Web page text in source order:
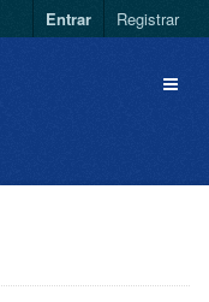
Entrar Registrar